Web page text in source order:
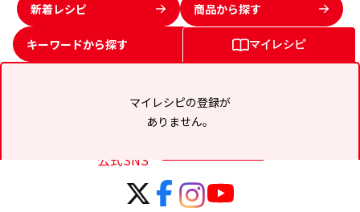
新着レシピ
キーワードから探す
商品から探す
マイレシピ
マイレシピの登録が
ありません。
公式SNS